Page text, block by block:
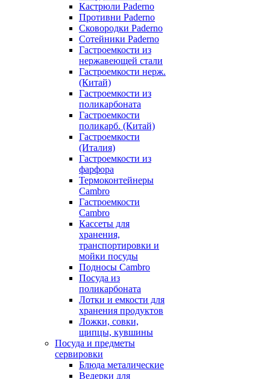
Кастрюли Paderno
Противни Paderno
Сковородки Paderno
Сотейники Paderno
Гастроемкости из
нержавеющей стали
Гастроемкости нерж.
(Китай)
Гастроемкости из
поликарбоната
Гастроемкости
поликарб. (Китай)
Гастроемкости
(Италия)
Гастроемкости из
фарфора
Термоконтейнеры
Cambro
Гастроемкости
Cambro
Кассеты для
хранения,
транспортировки и
мойки посуды
Подносы Cambro
Посуда из
поликарбоната
Лотки и емкости для
хранения продуктов
Ложки, совки,
щипцы, кувшины
Посуда и предметы
сервировки
Блюда металические
Ведерки для